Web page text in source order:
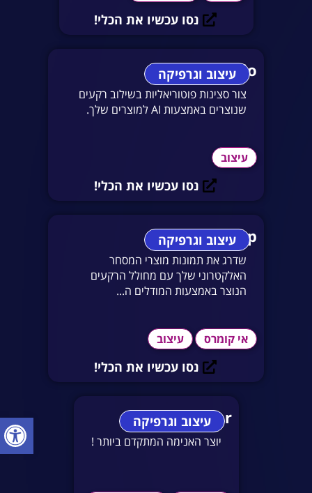
נסו עכשיו את הכלי!
עיצוב וגרפיקה
AI Studio
צור סצינות פוטוריאליות בשילוב רקעים
שנוצרים באמצעות AI למוצרים שלך.
עיצוב
נסו עכשיו את הכלי!
עיצוב וגרפיקה
AI Backdrop
שדרג את תמונות מוצרי המסחר
האלקטרוני שלך עם מחולל הרקעים
הנוצר באמצעות המודלים ה...
אי קומרס עיצוב
נסו עכשיו את הכלי!
עיצוב וגרפיקה
Imgcreator
יוצר האנימה המתקדם ביותר !
פתח